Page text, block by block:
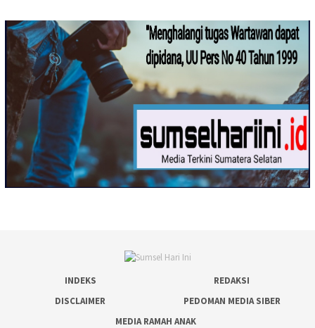
INDEKS
REDAKSI
DISCLAIMER
PEDOMAN MEDIA SIBER
MEDIA RAMAH ANAK